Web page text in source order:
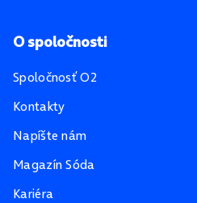
O spoločnosti
Spoločnosť O2
Kontakty
Napíšte nám
Magazín Sóda
Kariéra